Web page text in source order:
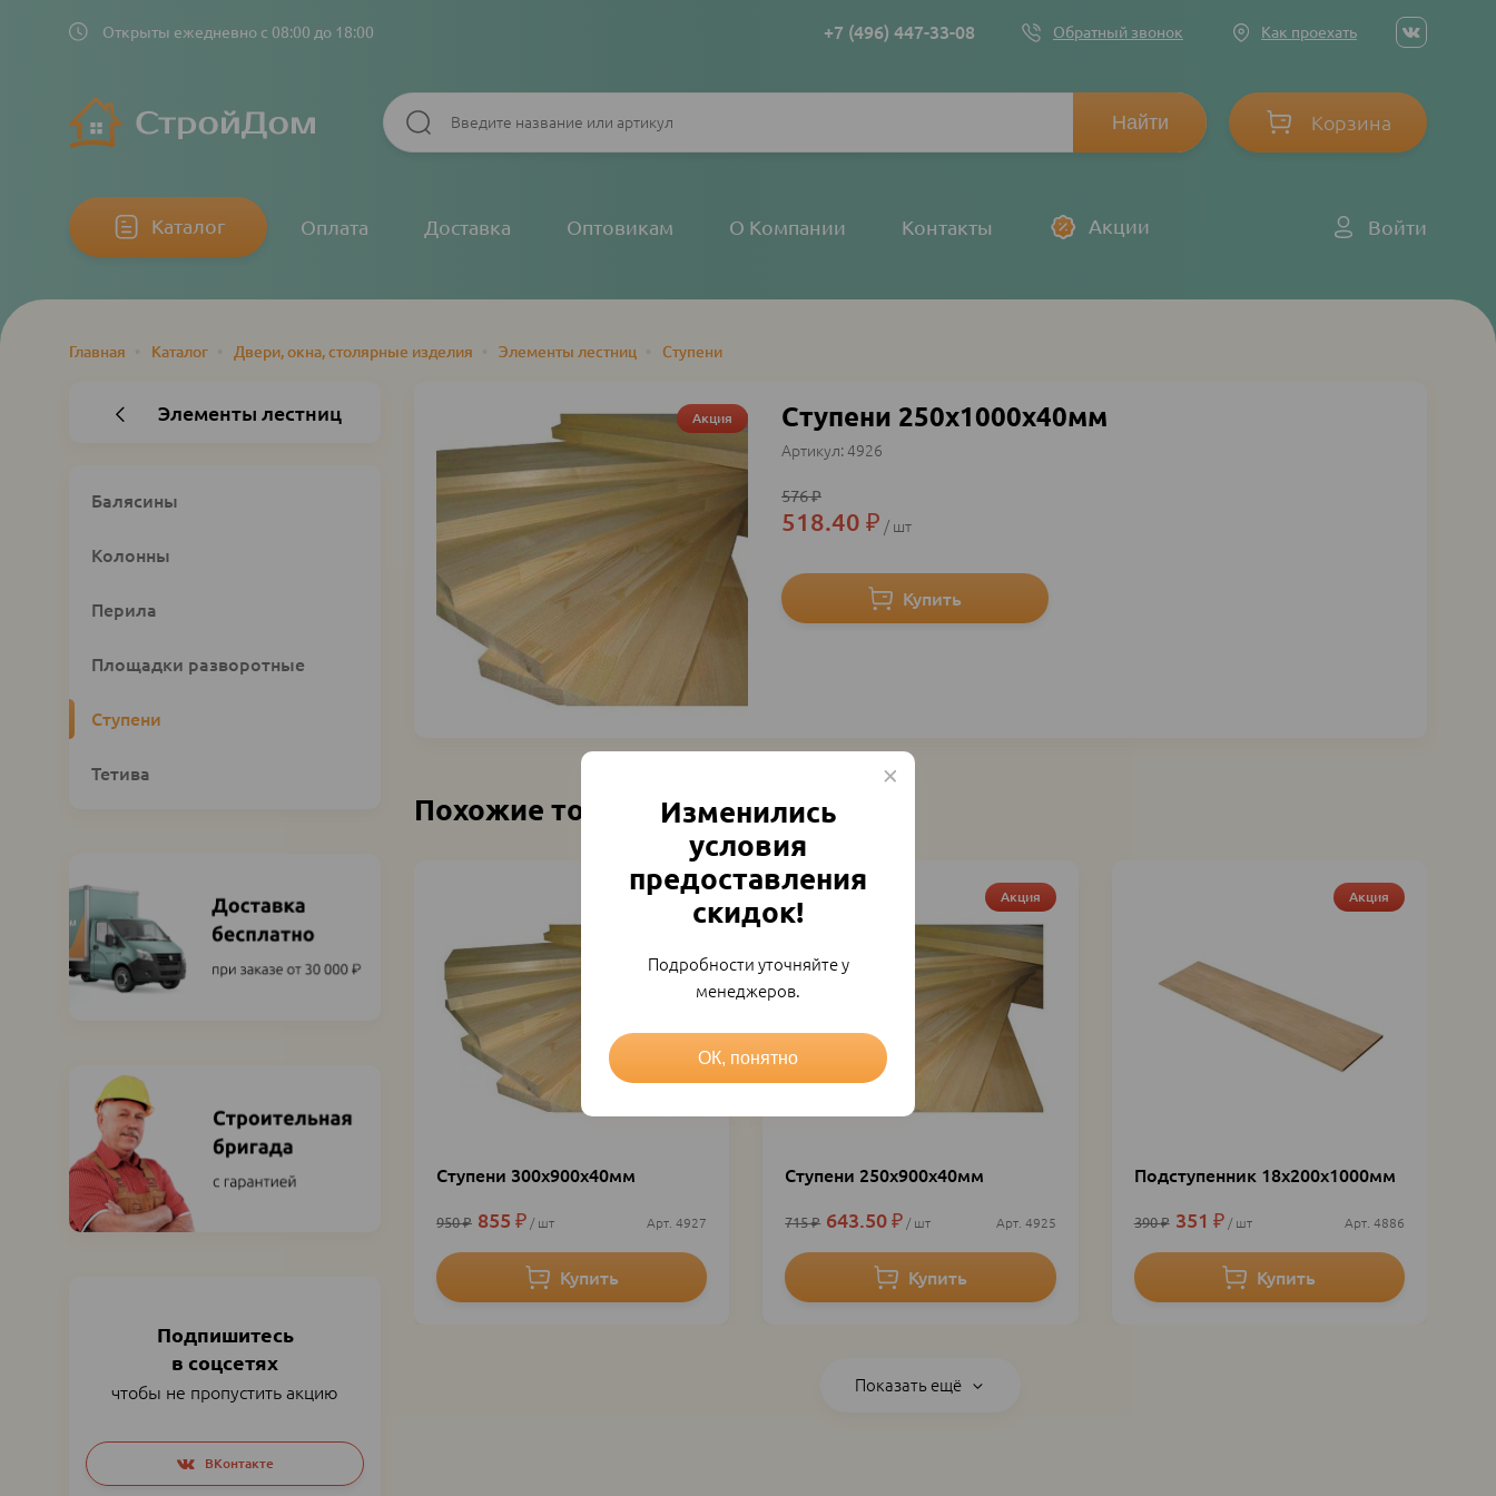
Открыты ежедневно с 08:00 до 18:00 +7 (496) 447-33-08 Обратный звонок Как проехать
Social
links
Корзина
Основная
навигация
Каталог Оплата Доставка Оптовикам О Компании Контакты Акции
LogВойти
Строка
Главная Каталог Двери, окна, столярные изделия Элементы лестниц Ступени
Элементы лестниц
Custom
block
Балясины
Колонны
Перила
Площадки разворотные
Ступени
Тетива
Подпишитесь
в соцсетях
чтобы не пропустить акцию
Social
networks
links
ВКонтакте
Акция Ступени 250х1000х40мм
4926
576₽
518.40 ₽ шт
Похожие товары
Акция
Ступени 300х900х40мм
950 ₽ 855 ₽ шт 4927
Акция
Ступени 250х900х40мм
715 ₽ 643.50 ₽ шт 4925
Акция
Подступенник 18х200х1000мм
390 ₽ 351 ₽ шт 4886
Показать ещё
Изменились
условия
предоставления
скидок!
Подробности уточняйте у
менеджеров.
ОК, понятно